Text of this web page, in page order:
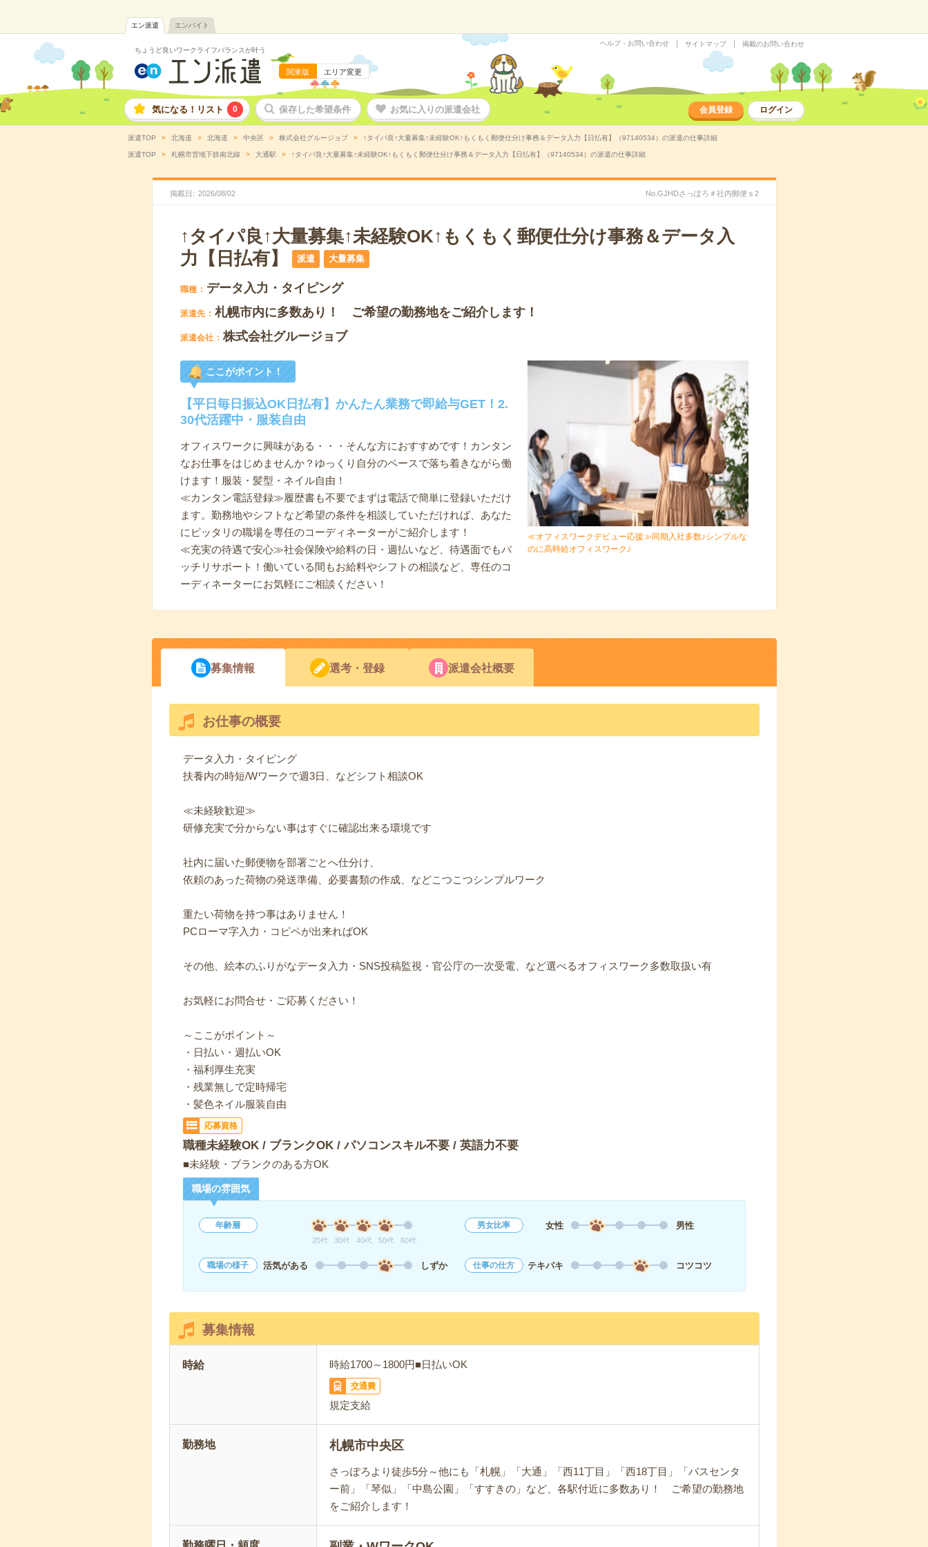
エン派遣 エンバイト
ちょうど良いワークライフバランスが叶う
関東版 エリア変更
ヘルプ・お問い合わせ サイトマップ 掲載のお問い合わせ
気になる！リスト 0 保存した希望条件 お気に入りの派遣会社 会員登録 ログイン
派遣TOP 北海道 北海道 中央区 株式会社グルージョブ ↑タイパ良↑大量募集↑未経験OK↑もくもく郵便仕分け事務＆データ入力【日払有】（97140534）の派遣の仕事詳細
派遣TOP 札幌市営地下鉄南北線 大通駅 ↑タイパ良↑大量募集↑未経験OK↑もくもく郵便仕分け事務＆データ入力【日払有】（97140534）の派遣の仕事詳細
掲載日 2026/08/02 No.GJHDさっぽろ＃社内郵便ｓ2
↑タイパ良↑大量募集↑未経験OK↑もくもく郵便仕分け事務＆データ入
力【日払有】
派遣 大量募集
職種 データ入力・タイピング
派遣先 札幌市内に多数あり！ ご希望の勤務地をご紹介します！
派遣会社 株式会社グルージョブ
ここがポイント！
【平日毎日振込OK日払有】かんたん業務で即給与GET！2.
30代活躍中・服装自由
オフィスワークに興味がある・・・そんな方におすすめです！カンタン
なお仕事をはじめませんか？ゆっくり自分のペースで落ち着きながら働
けます！服装・髪型・ネイル自由！
≪カンタン電話登録≫履歴書も不要でまずは電話で簡単に登録いただけ
ます。勤務地やシフトなど希望の条件を相談していただければ、あなた
にピッタリの職場を専任のコーディネーターがご紹介します！
≪充実の待遇で安心≫社会保険や給料の日・週払いなど、待遇面でもバ
ッチリサポート！働いている間もお給料やシフトの相談など、専任のコ
ーディネーターにお気軽にご相談ください！
≪オフィスワークデビュー応援≫同期入社多数♪シンプルな
のに高時給オフィスワーク♪
募集情報 選考・登録 派遣会社概要
お仕事の概要
データ入力・タイピング
扶養内の時短/Wワークで週3日、などシフト相談OK
≪未経験歓迎≫
研修充実で分からない事はすぐに確認出来る環境です
社内に届いた郵便物を部署ごとへ仕分け、
依頼のあった荷物の発送準備、必要書類の作成、などこつこつシンプルワーク
重たい荷物を持つ事はありません！
PCローマ字入力・コピペが出来ればOK
その他、絵本のふりがなデータ入力・SNS投稿監視・官公庁の一次受電、など選べるオフィスワーク多数取扱い有
お気軽にお問合せ・ご応募ください！
～ここがポイント～
・日払い・週払いOK
・福利厚生充実
・残業無しで定時帰宅
・髪色ネイル服装自由
応募資格
職種未経験OK / ブランクOK / パソコンスキル不要 / 英語力不要
■未経験・ブランクのある方OK
職場の雰囲気
年齢層
20代 30代 40代 50代 60代
男女比率 女性 男性
職場の様子 活気がある しずか 仕事の仕方 テキパキ コツコツ
募集情報
時給 時給1700～1800円■日払いOK
交通費
規定支給
勤務地 札幌市中央区
さっぽろより徒歩5分～他にも「札幌」「大通」「西11丁目」「西18丁目」「バスセンタ
ー前」「琴似」「中島公園」「すすきの」など、各駅付近に多数あり！ ご希望の勤務地
をご紹介します！